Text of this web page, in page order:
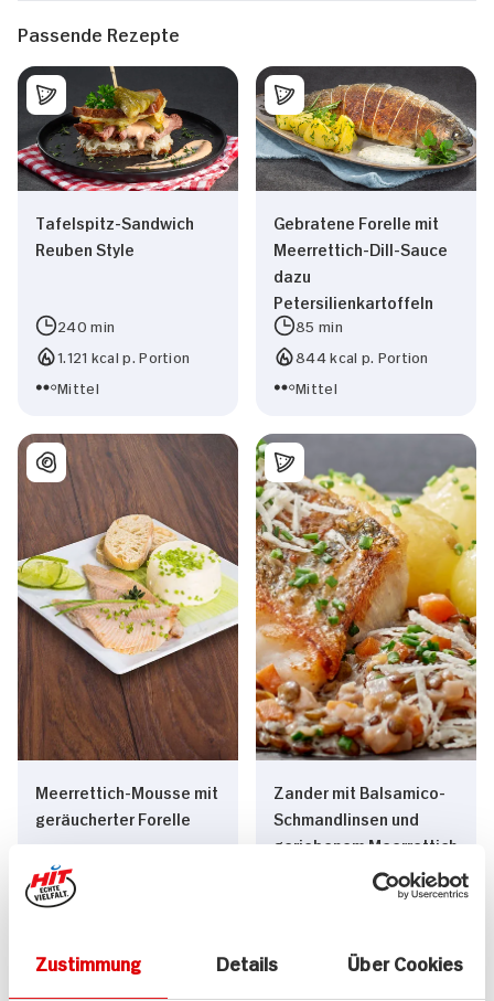
Zustimmung Details Über Cookies
Passende Rezepte
Tafelspitz-Sandwich
Reuben Style
240 min
1.121 kcal p. Portion
Mittel
Gebratene Forelle mit
Meerrettich-Dill-Sauce
dazu
Petersilienkartoffeln
85 min
844 kcal p. Portion
Mittel
Meerrettich-Mousse mit
geräucherter Forelle
30 min
296 kcal p. Portion
Zander mit Balsamico-
Schmandlinsen und
geriebenem Meerrettich
1.309 kcal p. Portion